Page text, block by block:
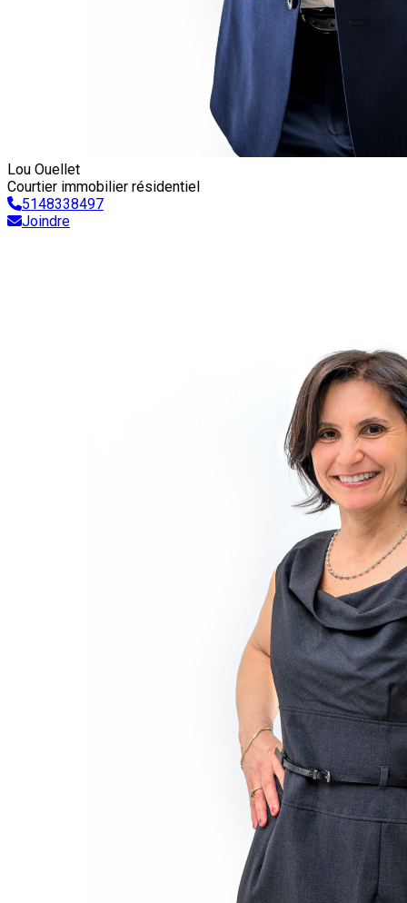
Lou Ouellet
Courtier immobilier résidentiel
5148338497
Joindre